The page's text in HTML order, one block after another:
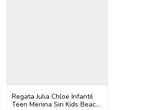
Regata Julia Chloe Infantil
Teen Menina Siri Kids Beach